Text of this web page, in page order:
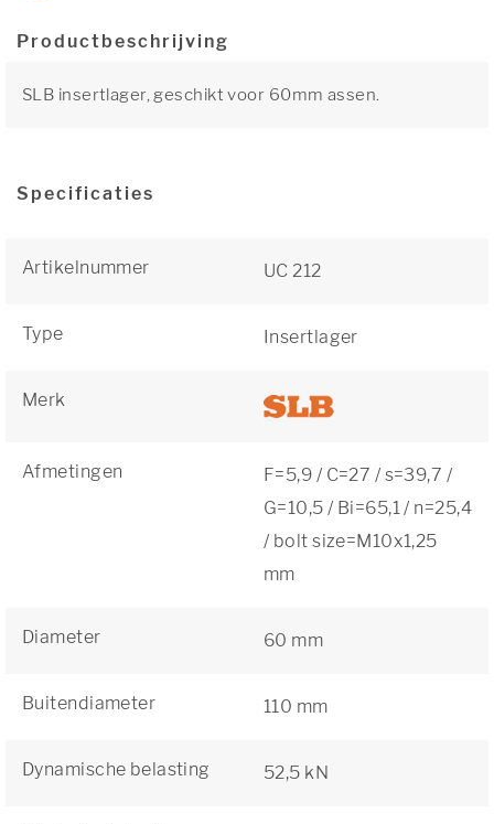
Productbeschrijving
SLB insertlager, geschikt voor 60mm assen.
Specificaties
Artikelnummer UC 212
Type Insertlager
Merk
Afmetingen
F=5,9 / C=27 / s=39,7 /
G=10,5 / Bi=65,1 / n=25,4
/ bolt size=M10x1,25
mm
Diameter 60 mm
Buitendiameter 110 mm
Dynamische belasting 52,5 kN